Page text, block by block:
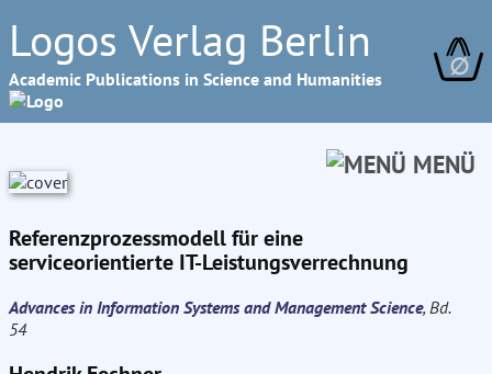
Logos Verlag Berlin
Academic Publications in Science and Humanities ∅
MENÜ
Referenzprozessmodell für eine
serviceorientierte IT-Leistungsverrechnung
Advances in Information Systems and Management Science, Bd.
54